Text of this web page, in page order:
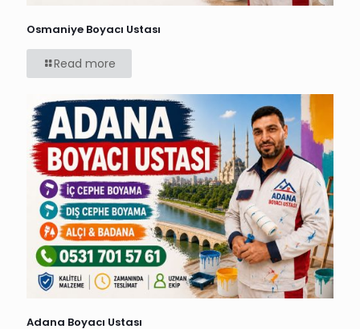
Osmaniye Boyacı Ustası
Read more
Adana Boyacı Ustası